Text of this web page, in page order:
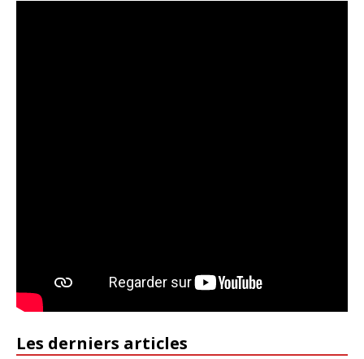
Les derniers articles